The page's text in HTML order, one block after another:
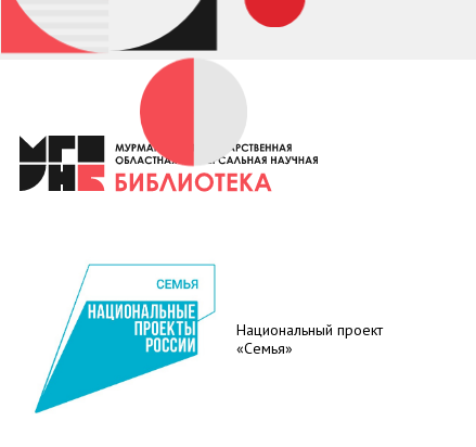
Национальный проект
«Семья»